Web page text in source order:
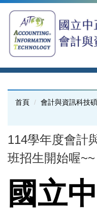
到
區
首頁 會計與資訊科技
114學年度會計
班招生開始喔~~
國立